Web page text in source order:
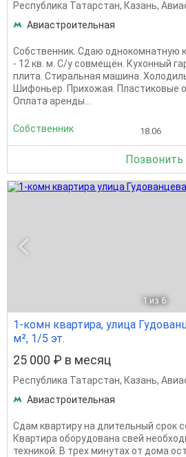
Республика Татарстан, Казань,
Авиастроительная
Собственник. Сдаю однокомнатную
- 12 кв. м. С/у совмещён. Кухонный
плита. Стиральная машина.
Шифоньер. Прихожая. Пластиковые
Оплата аренды...
Собственник 18.06
Позвонить
1 из 6
1-комн квартира, улица
м², 1/5 эт.
25 000 ₽ в месяц
Республика Татарстан, Казань,
Авиастроительная
Сдам квартиру на длительный срок
Квартира оборудована свей
техникой. В трех минутах от дома